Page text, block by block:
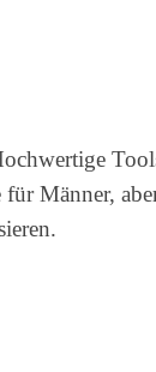
für Männer,